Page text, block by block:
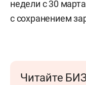
недели с 30
с сохранением
Читайте